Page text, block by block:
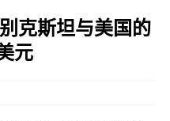
克斯坦与美国的
元